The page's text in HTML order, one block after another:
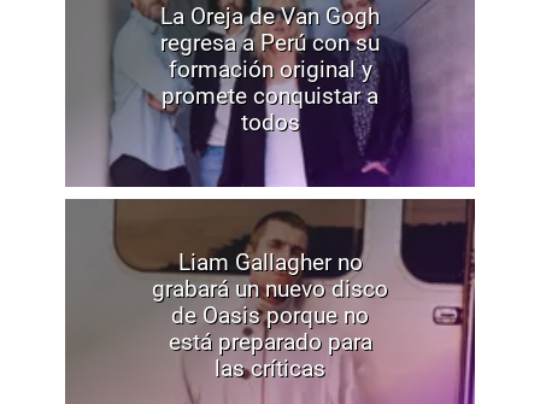
La Oreja de Van Gogh
regresa a Perú con su
formación original y
promete conquistar a
todos
Liam Gallagher no
grabará un nuevo disco
de Oasis porque no
está preparado para
las críticas